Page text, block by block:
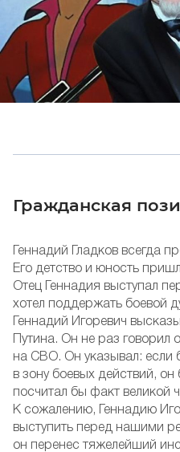
Гражданская
Геннадий Гладков всегда
Его детство и юность
Отец Геннадия выступал
хотел поддержать боевой
Геннадий Игоревич
Путина. Он не раз говорил
на СВО. Он указывал: если
в зону боевых действий, он
посчитал бы факт великой
К сожалению, Геннадию
выступить перед нашими
он перенес тяжелейший